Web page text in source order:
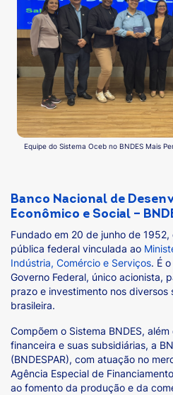
Equipe do Sistema Oceb no BNDES Mais
Banco Nacional de
Econômico e Social –
Fundado em 20 de junho de 1952,
pública federal vinculada ao
Indústria, Comércio e Serviços. É
Governo Federal, único acionista,
prazo e investimento nos diversos
brasileira.
Compõem o Sistema BNDES,
financeira e suas subsidiárias, a
(BNDESPAR), com atuação no
Agência Especial de
ao fomento da produção e da